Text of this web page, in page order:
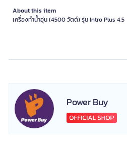
About this item
เครื่องทำน้ำอุ่น (4500 วัตต์) รุ่น Intro Plus 4.5
Power Buy